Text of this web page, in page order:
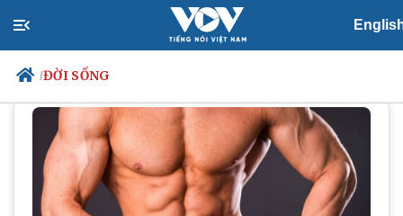
/ĐỜI SỐNG
Chính trị
Đảng
Tổ chức nhân sự
Xã hội
Tin 24h
Dự báo thời tiết
ĐỜI SỐNG